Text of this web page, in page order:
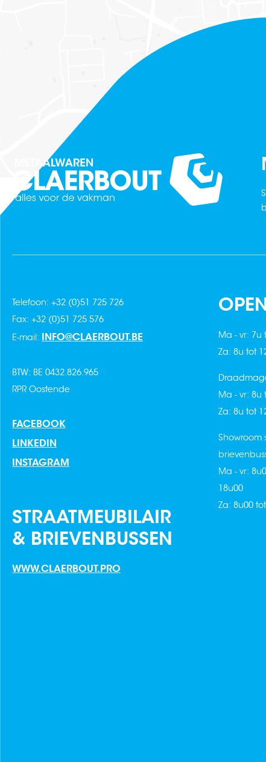
Telefoon: +32 (0)51 725 726
Fax: +32 (0)51 725 576
E-mail: INFO@CLAERBOUT.BE
BTW: BE 0432.826.965
RPR Oostende
FACEBOOK
LINKEDIN
INSTAGRAM
STRAATMEUBILAIR
& BRIEVENBUSSEN
WWW.CLAERBOUT.PRO
Ma - vr: 7u
Za: 8u tot
Ma - vr: 8u
Za: 8u tot
Showroom
Ma - vr:
18u00
Za: 8u00